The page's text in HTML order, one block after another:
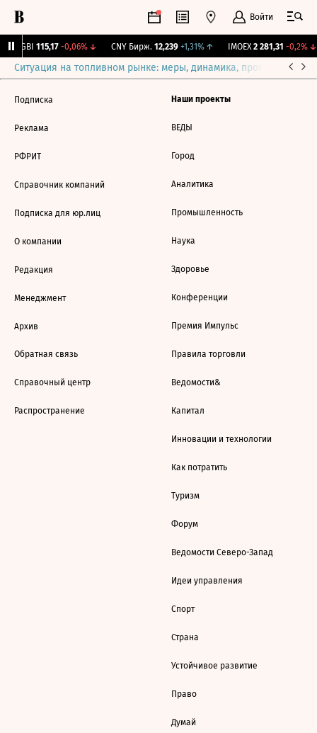
Войти
RGBI 115,17 -0,06%↓ CNY Бирж. 12,239 +1,31%↑ IMOEX 2 281,31 -0,2%↓
Ситуация на топливном рынке: меры, динамика, прогнозы
Подписка
Реклама
РФРИТ
Справочник компаний
Подписка для юр.лиц
О компании
Редакция
Менеджмент
Архив
Обратная связь
Справочный центр
Распространение
Наши проекты
ВЕДЫ
Город
Аналитика
Промышленность
Наука
Здоровье
Конференции
Премия Импульс
Правила торговли
Ведомости&
Капитал
Инновации и технологии
Как потратить
Туризм
Форум
Ведомости Северо-Запад
Идеи управления
Спорт
Страна
Устойчивое развитие
Право
Думай